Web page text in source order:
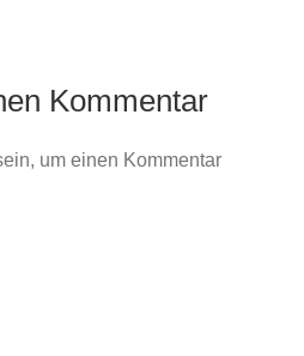
Kommentar
um einen Kommentar